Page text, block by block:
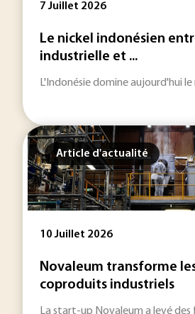
7 Juillet 2026
Le nickel indonésien
industrielle et ...
L'Indonésie domine aujourd'hui
Article d'actualité
10 Juillet 2026
Novaleum transforme
coproduits industriels
La start-up Novaleum a levé